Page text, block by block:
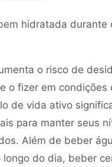
hidratada durante
o risco de
o fizer em condições
de vida ativo
para manter seus
Além de beber
longo do dia, beber